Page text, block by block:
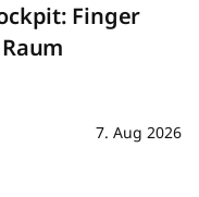
Finger
7. Aug 2026